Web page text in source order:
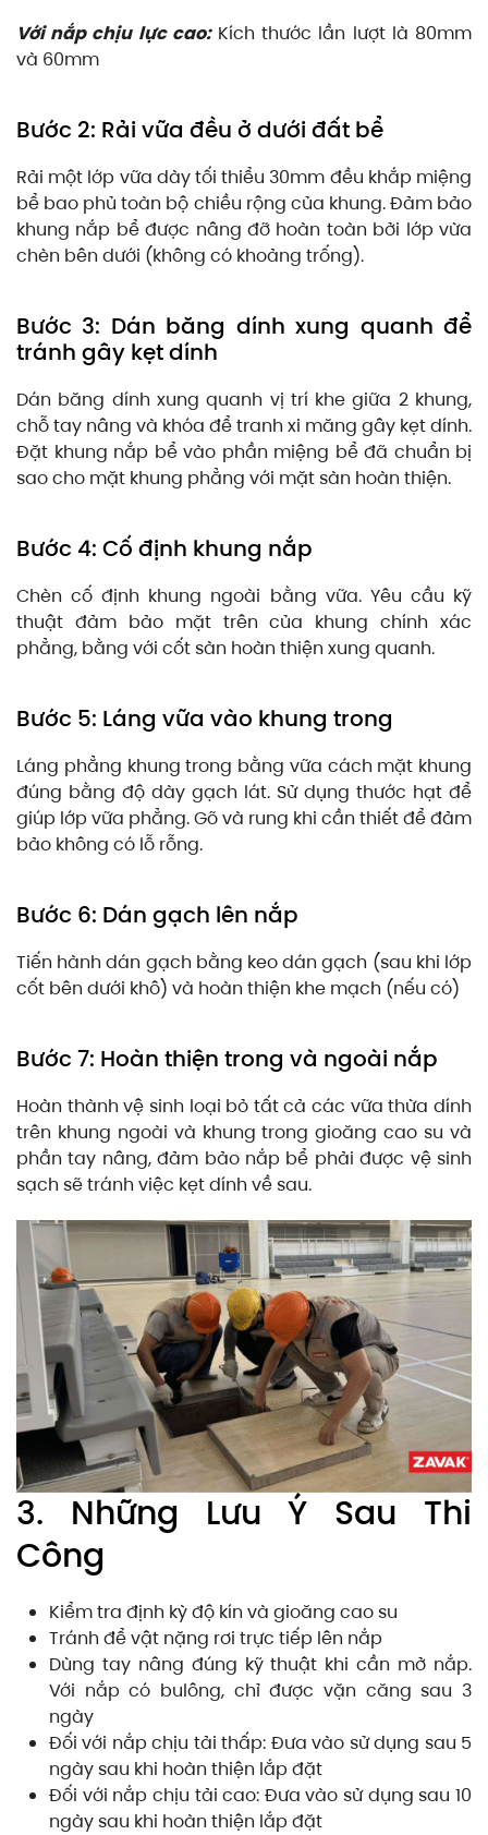
Với nắp chịu lực cao: Kích thước lần lượt là 80mm
và 60mm
Bước 2: Rải vữa đều ở dưới đất bể
Rải một lớp vữa dày tối thiểu 30mm đều khắp miệng
bể bao phủ toàn bộ chiều rộng của khung. Đảm bảo
khung nắp bể được nâng đỡ hoàn toàn bởi lớp vừa
chèn bên dưới (không có khoảng trống).
Bước 3: Dán băng dính xung quanh để
tránh gây kẹt dính
Dán băng dính xung quanh vị trí khe giữa 2 khung,
chỗ tay nâng và khóa để tranh xi măng gây kẹt dính.
Đặt khung nắp bể vào phần miệng bể đã chuẩn bị
sao cho mặt khung phẳng với mặt sàn hoàn thiện.
Bước 4: Cố định khung nắp
Chèn cố định khung ngoài bằng vữa. Yêu cầu kỹ
thuật đảm bảo mặt trên của khung chính xác
phẳng, bằng với cốt sàn hoàn thiện xung quanh.
Bước 5: Láng vữa vào khung trong
Láng phẳng khung trong bằng vữa cách mặt khung
đúng bằng độ dày gạch lát. Sử dụng thước hạt để
giúp lớp vữa phẳng. Gõ và rung khi cần thiết để đảm
bảo không có lỗ rỗng.
Bước 6: Dán gạch lên nắp
Tiến hành dán gạch bằng keo dán gạch (sau khi lớp
cốt bên dưới khô) và hoàn thiện khe mạch (nếu có)
Bước 7: Hoàn thiện trong và ngoài nắp
Hoàn thành vệ sinh loại bỏ tất cả các vữa thừa dính
trên khung ngoài và khung trong gioăng cao su và
phần tay nâng, đảm bảo nắp bể phải được vệ sinh
sạch sẽ tránh việc kẹt dính về sau.
3. Những Lưu Ý Sau Thi
Công
Kiểm tra định kỳ độ kín và gioăng cao su
Tránh để vật nặng rơi trực tiếp lên nắp
Dùng tay nâng đúng kỹ thuật khi cần mở nắp.
Với nắp có bulông, chỉ được vặn căng sau 3
ngày
Đối với nắp chịu tải thấp: Đưa vào sử dụng sau 5
ngày sau khi hoàn thiện lắp đặt
Đối với nắp chịu tải cao: Đưa vào sử dụng sau 10
ngày sau khi hoàn thiện lắp đặt